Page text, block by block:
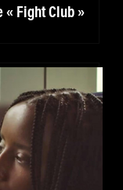
« Fight Club »